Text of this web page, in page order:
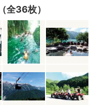
全36枚）